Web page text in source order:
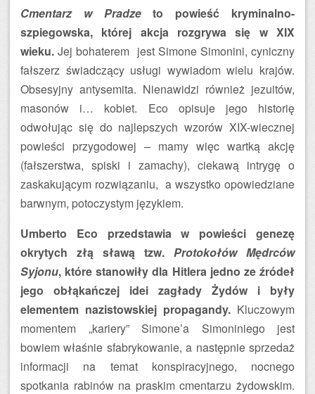
Cmentarz w Pradzeto powieść kryminalno-
szpiegowska, której akcja rozgrywa się w XIX
wieku. Jej bohaterem jest Simone Simonini, cyniczny
fałszerz świadczący usługi wywiadom wielu krajów.
Obsesyjny antysemita. Nienawidzi również jezuitów,
masonów i… kobiet. Eco opisuje jego historię
odwołując się do najlepszych wzorów XIX-wiecznej
powieści przygodowej – mamy więc wartką akcję
(fałszerstwa, spiski i zamachy), ciekawą intrygę o
zaskakującym rozwiązaniu, a wszystko opowiedziane
barwnym, potoczystym językiem.
Umberto Eco przedstawia w powieści genezę
okrytych złą sławą tzw. Protokołów Mędrców
Syjonu, które stanowiły dla Hitlera jedno ze źródeł
jego obłąkańczej idei zagłady Żydów i były
elementem nazistowskiej propagandy. Kluczowym
momentem „kariery” Simone’a Simoniniego jest
bowiem właśnie sfabrykowanie, a następnie sprzedaż
informacji na temat konspiracyjnego, nocnego
spotkania rabinów na praskim cmentarzu żydowskim.